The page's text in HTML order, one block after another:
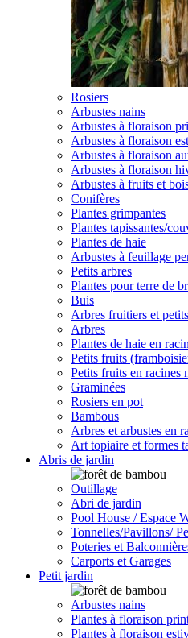
Rosiers
Arbustes nains
Arbustes à floraison
Arbustes à floraison
Arbustes à floraison
Arbustes à floraison
Arbustes à fruits et
Conifères
Plantes grimpantes
Plantes tapissantes/
Plantes de haie
Arbustes à feuillage
Petits arbres
Plantes pour terre de
Buis
Arbres fruitiers et
Arbres
Plantes de haie en
Petits fruits
Petits fruits en racines
Graminées
Rosiers en pot
Bambous
Arbres et arbustes en
Art topiaire et formes
Abris de jardin
Outillage
Abri de jardin
Pool House / Espace
Tonnelles/Pavillons/
Poteries et
Carports et Garages
Petit jardin
Arbustes nains
Plantes à floraison
Plantes à floraison